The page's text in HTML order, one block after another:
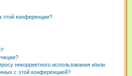
этой конференции?
некорректного использования и/или
с этой конференцией?